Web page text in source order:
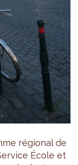
régional de
École et